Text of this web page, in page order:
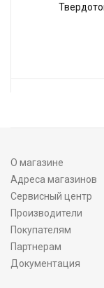
О магазине
Адреса магазинов
Сервисный центр
Производители
Покупателям
Партнерам
Документация